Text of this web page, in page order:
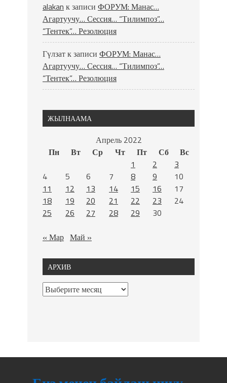
alakan к записи ФОРУМ: Манас…
Агартуучу… Сессия… “Тилимпоз”…
“Тентек”… Резолюция
Гүлзатк записи ФОРУМ: Манас…
Агартуучу… Сессия… “Тилимпоз”…
“Тентек”… Резолюция
ЖЫЛНААМА
Апрель 2022
Пн
Вт Ср Чт Пт Сб
Вс
1
2
3
4
5 6 7 8 9
10
11
12 13 14 15 16
17
18
19 20 21 22 23
24
25
26 27 28 29
30
« Мар Май »
АРХИВ